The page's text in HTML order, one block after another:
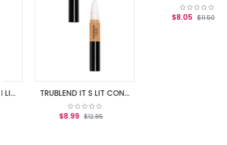
TRUBLEND IT S LIT CONCEALER - Medium
$12.85
$11.50